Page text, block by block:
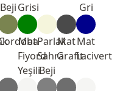
BejiGrisi
Gri
Mat
Fiyord
Yeşili
Parlak
Sahra
Beji
Mat
Grafit
Mat
Lacivert